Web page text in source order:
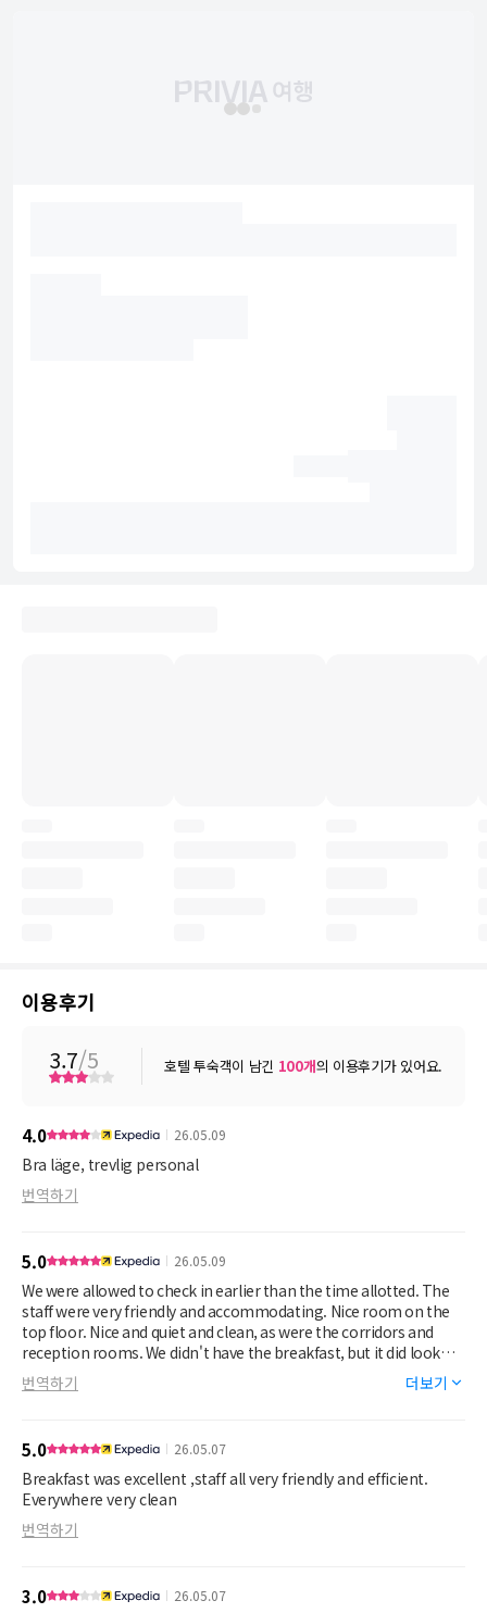
이용후기
3.7/5 호텔 투숙객이 남긴 100개의 이용후기가 있어요.
4.0 26.05.09
Bra läge, trevlig personal
번역하기
5.0 26.05.09
We were allowed to check in earlier than the time allotted. The
staff were very friendly and accommodating. Nice room on the
top floor. Nice and quiet and clean, as were the corridors and
reception rooms. We didn't have the breakfast, but it did look
nice! Tube stations within about 5 minutes walk. Local High
street had a good choice of eateries and shops. The lovely park
번역하기 더보기
5.0 26.05.07
Breakfast was excellent ,staff all very friendly and efficient.
Everywhere very clean
번역하기
3.0 26.05.07